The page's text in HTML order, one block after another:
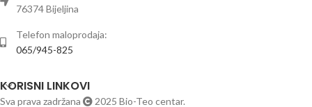
76374 Bijeljina
Telefon maloprodaja:
065/945-825
KORISNI LINKOVI
Sva prava zadržana
2025 Bio-Teo centar.